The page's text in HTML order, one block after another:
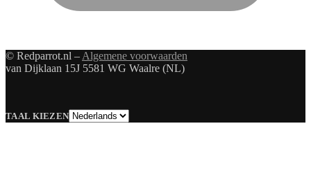
© Redparrot.nl – Algemene voorwaarden
van Dijklaan 15J 5581 WG Waalre (NL)
TAAL KIEZENTaal